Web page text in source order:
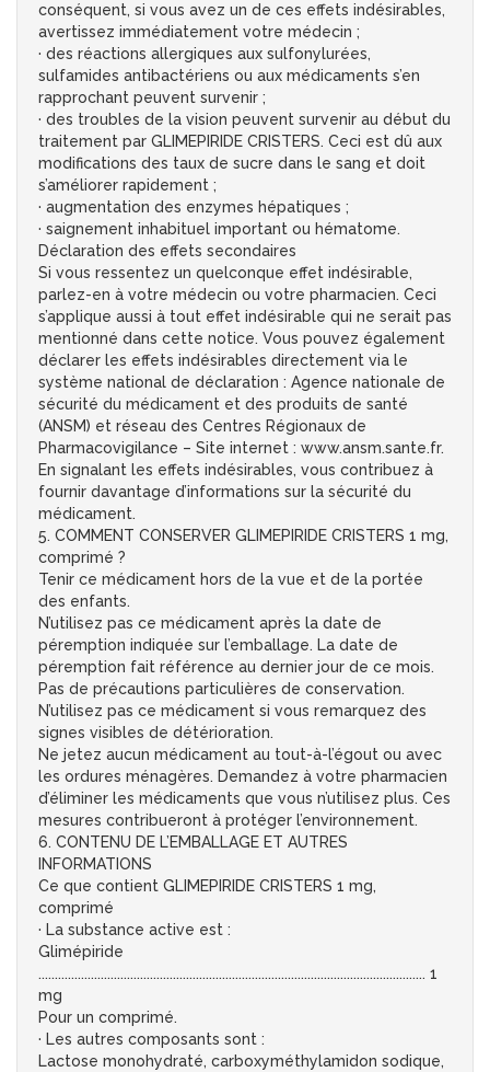
conséquent, si vous avez un de ces effets indésirables,
avertissez immédiatement votre médecin ;
· des réactions allergiques aux sulfonylurées,
sulfamides antibactériens ou aux médicaments s’en
rapprochant peuvent survenir ;
· des troubles de la vision peuvent survenir au début du
traitement par GLIMEPIRIDE CRISTERS. Ceci est dû aux
modifications des taux de sucre dans le sang et doit
s’améliorer rapidement ;
· augmentation des enzymes hépatiques ;
· saignement inhabituel important ou hématome.
Déclaration des effets secondaires
Si vous ressentez un quelconque effet indésirable,
parlez-en à votre médecin ou votre pharmacien. Ceci
s’applique aussi à tout effet indésirable qui ne serait pas
mentionné dans cette notice. Vous pouvez également
déclarer les effets indésirables directement via le
système national de déclaration : Agence nationale de
sécurité du médicament et des produits de santé
(ANSM) et réseau des Centres Régionaux de
Pharmacovigilance – Site internet : www.ansm.sante.fr.
En signalant les effets indésirables, vous contribuez à
fournir davantage d’informations sur la sécurité du
médicament.
5. COMMENT CONSERVER GLIMEPIRIDE CRISTERS 1 mg,
comprimé ?
Tenir ce médicament hors de la vue et de la portée
des enfants.
N’utilisez pas ce médicament après la date de
péremption indiquée sur l’emballage. La date de
péremption fait référence au dernier jour de ce mois.
Pas de précautions particulières de conservation.
N’utilisez pas ce médicament si vous remarquez des
signes visibles de détérioration.
Ne jetez aucun médicament au tout-à-l’égout ou avec
les ordures ménagères. Demandez à votre pharmacien
d’éliminer les médicaments que vous n’utilisez plus. Ces
mesures contribueront à protéger l’environnement.
6. CONTENU DE L’EMBALLAGE ET AUTRES
INFORMATIONS
Ce que contient GLIMEPIRIDE CRISTERS 1 mg,
comprimé
· La substance active est :
Glimépiride
...................................................................................................................... 1
mg
Pour un comprimé.
· Les autres composants sont :
Lactose monohydraté, carboxyméthylamidon sodique,